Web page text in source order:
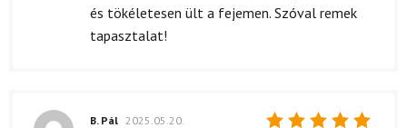
és tökéletesen ült a fejemen. Szóval remek
tapasztalat!
B. Pál 2025.05.20.